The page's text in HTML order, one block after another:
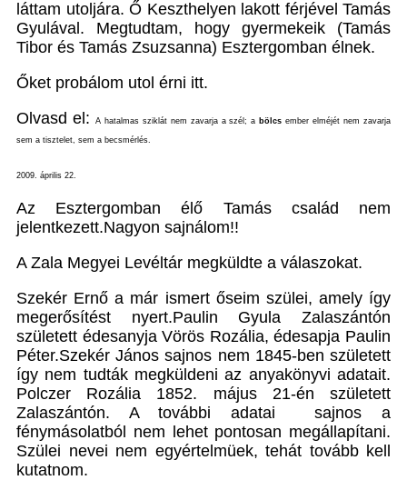
láttam utoljára. Ő Keszthelyen lakott férjével Tamás
Gyulával. Megtudtam, hogy gyermekeik (Tamás
Tibor és Tamás Zsuzsanna) Esztergomban élnek.
Őket probálom utol érni itt.
Olvasd el:
A hatalmas sziklát nem zavarja a szél; a bölcs ember elméjét nem zavarja
sem a tisztelet, sem a becsmérlés.
2009. április 22.
Az Esztergomban élő Tamás család nem
jelentkezett.Nagyon sajnálom!!
A Zala Megyei Levéltár megküldte a válaszokat.
Szekér Ernő a már ismert őseim szülei, amely így
megerősítést nyert.Paulin Gyula Zalaszántón
született édesanyja Vörös Rozália, édesapja Paulin
Péter.Szekér János sajnos nem 1845-ben született
így nem tudták megküldeni az anyakönyvi adatait.
Polczer Rozália 1852. május 21-én született
Zalaszántón. A további adatai sajnos a
fénymásolatból nem lehet pontosan megállapítani.
Szülei nevei nem egyértelmüek, tehát tovább kell
kutatnom.